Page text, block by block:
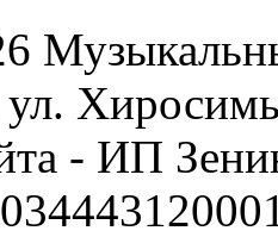
ул.
- ИП